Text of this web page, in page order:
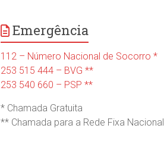
Emergência
112 – Número Nacional de Socorro *
253 515 444 – BVG **
253 540 660 – PSP **
* Chamada Gratuita
** Chamada para a Rede Fixa Nacional